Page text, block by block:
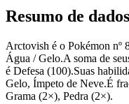
Resumo de
Arctovish é o Pokémon nº
Água / Gelo.A soma de
é Defesa (100).Suas
Gelo, Ímpeto de Neve.É
Grama (2×), Pedra (2×).